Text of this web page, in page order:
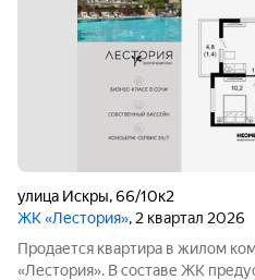
улица Искры,66/10к2
ЖК «Лестория», 2 квартал 2026
Продается квартира в жилом
«Лестория». В составе ЖК